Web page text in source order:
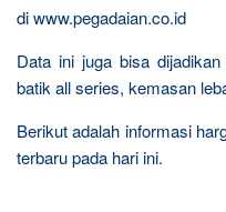
di www.pegadaian.co.id
Data ini juga bisa
batik all series, kemasan
Berikut adalah informasi
terbaru pada hari ini.